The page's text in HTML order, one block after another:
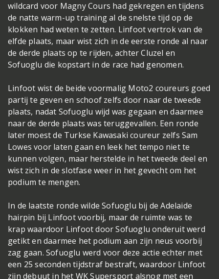
wildcard voor Magny Cours had gekregen en tijdens
de natte warm-up training al de snelste tijd op de
klokken had weten te zetten. Linfoot vertrok van de
elfde plaats, maar wist zich in de eerste ronde al naar
de derde plaats op te rijden, achter Cluzel en
Sofuoglu die kopstart in de race had genomen.
Linfoot wist de beide voormalig Moto2 coureurs goed
partij te geven en schoof zelfs door naar de tweede
plaats, nadat Sofuoglu wijd was gegaan en daarmee
naar de derde plaats was teruggevallen. Een ronde
later moest de Turkse Kawasaki coureur zelfs Sam
Lowes voor laten gaan en leek het tempo niet te
kunnen volgen, maar herstelde in het tweede deel en
wist zich in de slotfase weer in het gevecht om het
podium te mengen.
In de laatste ronde wilde Sofuoglu bij de Adelaide
hairpin bij Linfoot voorbij, maar de ruimte was te
krap waardoor Linfoot door Sofuoglu onderuit werd
getikt en daarmee het podium aan zijn neus voorbij
zag gaan. Sofuoglu werd voor deze actie echter met
een 25 seconden tijdstraf bestraft, waardoor Linfoot
zijn debuut in het WK Supersport alsnog met een